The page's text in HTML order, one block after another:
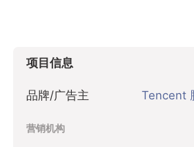
项目信息
品牌/广告主 Tencent
营销机构